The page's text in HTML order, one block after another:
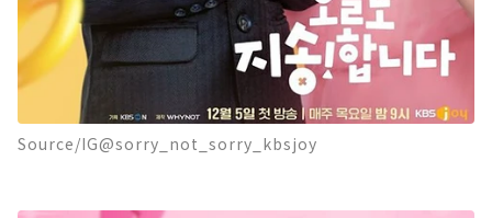
Source/IG@sorry_not_sorry_kbsjoy